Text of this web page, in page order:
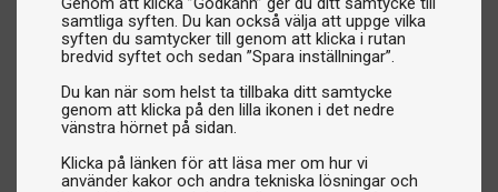
samtliga syften. Du kan också välja att uppge vilka
syften du samtycker till genom att klicka i rutan
bredvid syftet och sedan ”Spara inställningar”.
Du kan när som helst ta tillbaka ditt samtycke
genom att klicka på den lilla ikonen i det nedre
vänstra hörnet på sidan.
Klicka på länken för att läsa mer om hur vi
använder kakor och andra tekniska lösningar och